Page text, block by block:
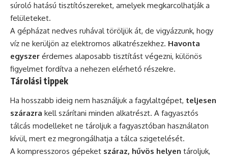
súroló hatású tisztítószereket, amelyek megkarcolhatják a
felületeket.
A gépházat nedves ruhával töröljük át, de vigyázzunk, hogy
víz ne kerüljön az elektromos alkatrészekhez. Havonta
egyszer érdemes alaposabb tisztítást végezni, különös
figyelmet fordítva a nehezen elérhető részekre.
Tárolási tippek
Ha hosszabb ideig nem használjuk a fagylaltgépet, teljesen
szárazra kell szárítani minden alkatrészt. A fagyasztós
tálcás modelleket ne tároljuk a fagyasztóban használaton
kívül, mert ez megrongálhatja a tálca szigetelését.
A kompresszoros gépeket száraz, hűvös helyen tároljuk,